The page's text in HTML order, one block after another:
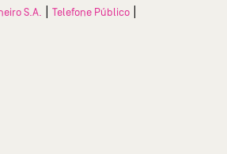
S.A. |Telefone Público